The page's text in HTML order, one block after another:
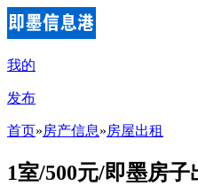
我的
发布
首页»房产信息»房屋出租
1室/500元/即墨房子